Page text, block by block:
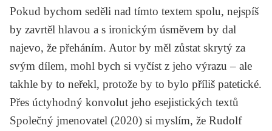
Pokud bychom seděli nad tímto textem spolu, nejspíš
by zavrtěl hlavou a s ironickým úsměvem by dal
najevo, že přeháním. Autor by měl zůstat skrytý za
svým dílem, mohl bych si vyčíst z jeho výrazu – ale
takhle by to neřekl, protože by to bylo příliš patetické.
Přes úctyhodný konvolut jeho esejistických textů
Společný jmenovatel (2020) si myslím, že Rudolf